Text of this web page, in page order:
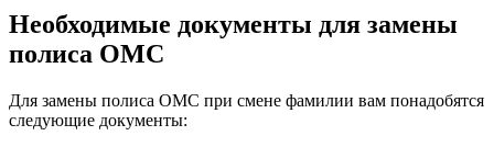
Необходимые документы для замены
полиса ОМС
Для замены полиса ОМС при смене фамилии вам понадобятся
следующие документы: